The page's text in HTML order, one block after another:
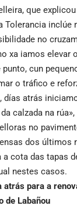
que
Tolerancia inclúe
no
xa iamos elevar
punto, cun
o tráfico e
días atrás
calzada na
no
dos últimos
a cota das tapas
nestes casos.
atrás para a
de Labañou